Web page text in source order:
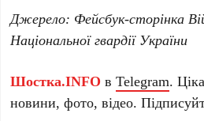
Джерело: Фейсбук-сторінка
Національної гвардії України
Шостка.INFO вTelegram.
новини, фото, відео.